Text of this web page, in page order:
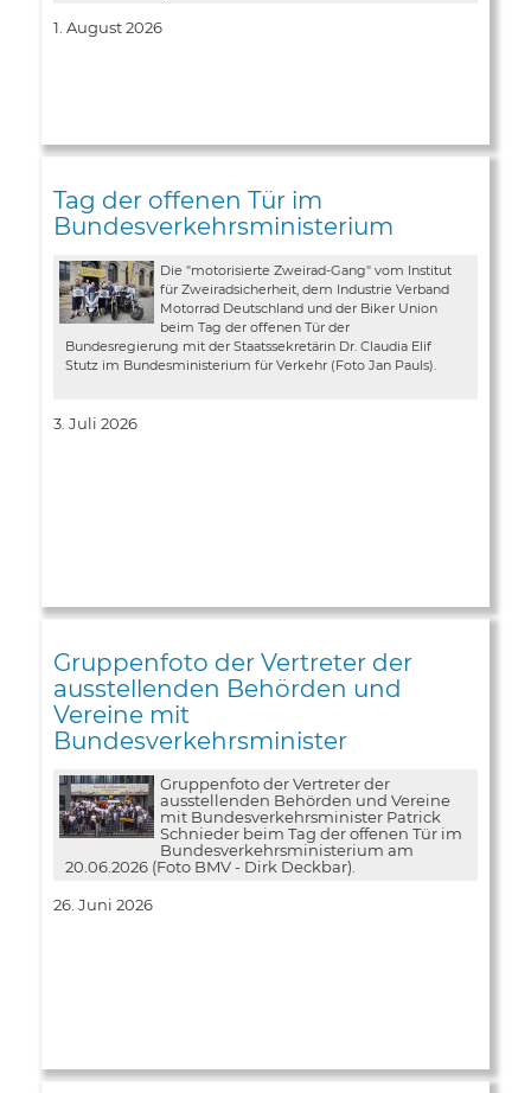
1. August 2026
Tag der offenen Tür im
Bundesverkehrsministerium
Die "motorisierte Zweirad-Gang" vom Institut
für Zweiradsicherheit, dem Industrie Verband
Motorrad Deutschland und der Biker Union
beim Tag der offenen Tür der
Bundesregierung mit der Staatssekretärin Dr. Claudia Elif
Stutz im Bundesministerium für Verkehr (Foto Jan Pauls).
3. Juli 2026
Gruppenfoto der Vertreter der
ausstellenden Behörden und
Vereine mit
Bundesverkehrsminister
Gruppenfoto der Vertreter der
ausstellenden Behörden und Vereine
mit Bundesverkehrsminister Patrick
Schnieder beim Tag der offenen Tür im
Bundesverkehrsministerium am
20.06.2026 (Foto BMV - Dirk Deckbar).
26. Juni 2026